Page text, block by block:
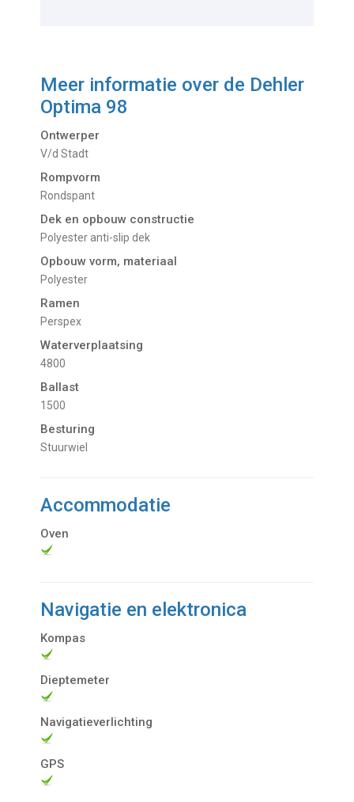
Meer informatie over de Dehler
Optima 98
Ontwerper
V/d Stadt
Rompvorm
Rondspant
Dek en opbouw constructie
Polyester anti-slip dek
Opbouw vorm, materiaal
Polyester
Ramen
Perspex
Waterverplaatsing
4800
Ballast
1500
Besturing
Stuurwiel
Accommodatie
Oven
Navigatie en elektronica
Kompas
Dieptemeter
Navigatieverlichting
GPS